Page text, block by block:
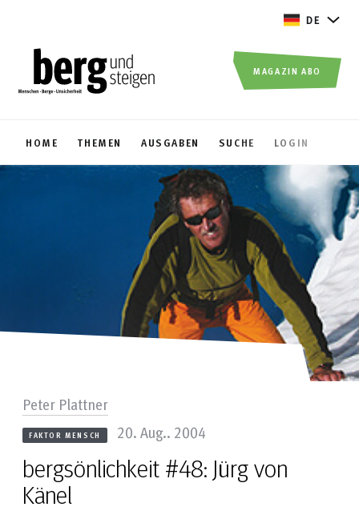
DE
HOME THEMEN AUSGABEN SUCHE LOGIN
MAGAZIN ABO
bergsönlichkeit #48: Jürg von
Känel
FAKTOR MENSCH 20. Aug.. 2004
Peter Plattner